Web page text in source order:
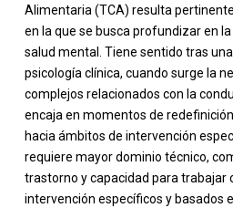
Alimentaria (TCA) resulta
en la que se busca profundizar en
salud mental. Tiene sentido tras
psicología clínica, cuando surge la
complejos relacionados con la
encaja en momentos de
hacia ámbitos de intervención
requiere mayor dominio técnico,
trastorno y capacidad para trabajar
intervención específicos y basados